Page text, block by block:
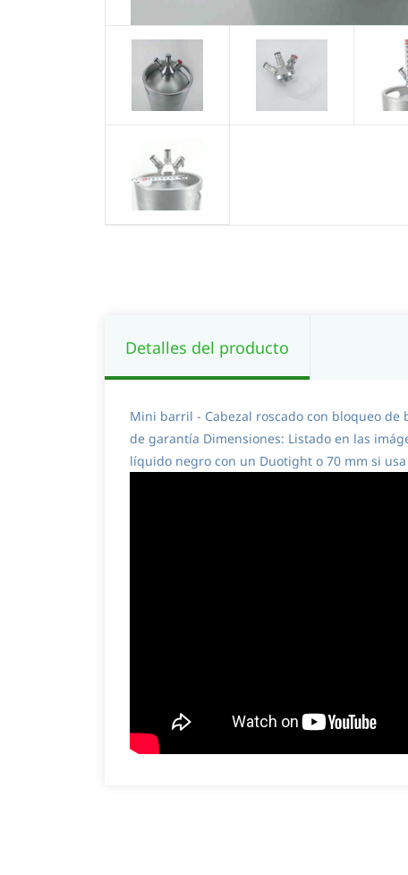
Detalles del producto
Mini barril - Cabezal roscado con bloqueo de
de garantía Dimensiones: Listado en las
líquido negro con un Duotight o 70 mm si